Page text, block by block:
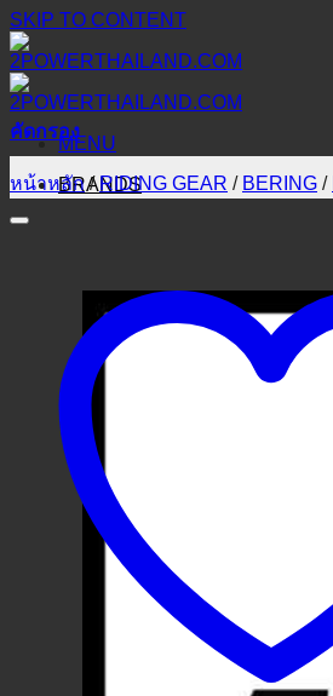
SKIP TO CONTENT
MENU
BRANDS
คัดกรอง
หน้าหลัก / RIDING GEAR / BERING /